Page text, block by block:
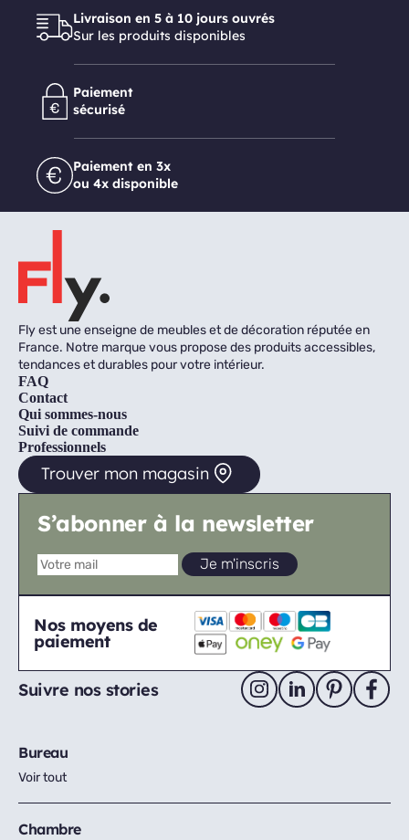
Livraison en 5 à 10 jours ouvrés
Sur les produits disponibles
Paiement
sécurisé
Paiement en 3x
ou 4x disponible
Fly est une enseigne de meubles et de décoration réputée en
France. Notre marque vous propose des produits accessibles,
tendances et durables pour votre intérieur.
FAQ
Contact
Qui sommes-nous
Suivi de commande
Professionnels
Trouver mon magasin
S’abonner à la newsletter
Nos moyens de
paiement
Suivre nos stories
Bureau
Voir tout
Chambre